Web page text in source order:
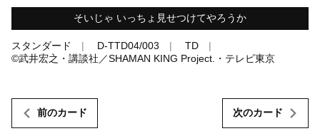
そいじゃ いっちょ見せつけてやろうか
スタンダード D-TTD04/003
TD
©武井宏之・講談社／SHAMAN KING Project.・テレビ東京
前のカード 次のカード